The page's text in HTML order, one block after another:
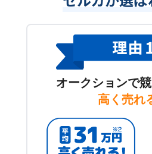
オークションで
高く売れ